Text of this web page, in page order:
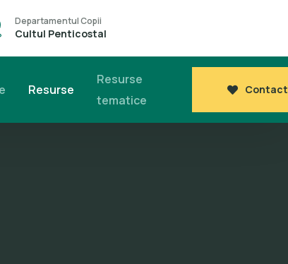
Departamentul Copii
Cultul Penticostal
Resurse
Resurse
tematice
Contact